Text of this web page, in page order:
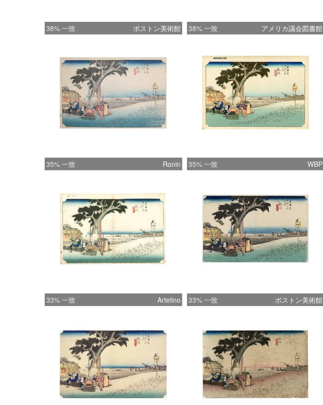
38% 一致 ボストン美術館 38% 一致 アメリカ議会図書館
35% 一致 Ronin 35% 一致 WBP
33% 一致 Artelino 33% 一致 ボストン美術館